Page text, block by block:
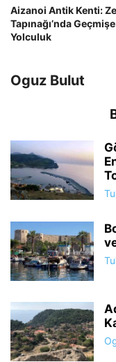
Aizanoi Antik Kenti:
Tapınağı’nda Geçmişe
Yolculuk
Oguz Bulut